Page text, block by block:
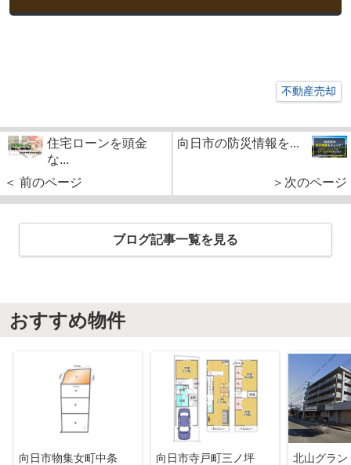
不動産売却
住宅ローンを頭金
な...
＜ 前のページ
向日市の防災情報を...
＞次のページ
ブログ記事一覧を見る
おすすめ物件
向日市物集女町中条
向日市寺戸町三ノ坪
北山グラン